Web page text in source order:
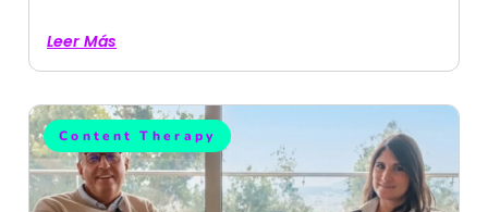
Leer Más
Content Therapy